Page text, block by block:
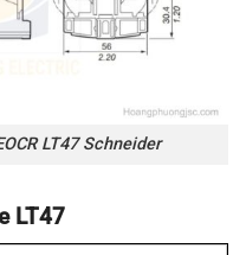
LT47 Schneider
LT47